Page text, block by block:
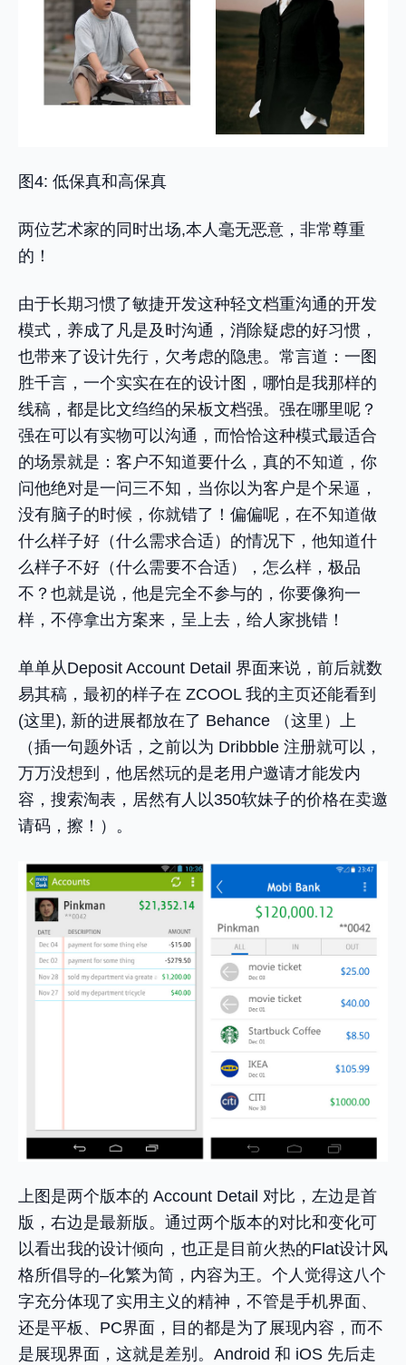
图4: 低保真和高保真
两位艺术家的同时出场,本人毫无恶意，非常尊重
的！
由于长期习惯了敏捷开发这种轻文档重沟通的开发
模式，养成了凡是及时沟通，消除疑虑的好习惯，
也带来了设计先行，欠考虑的隐患。常言道：一图
胜千言，一个实实在在的设计图，哪怕是我那样的
线稿，都是比文绉绉的呆板文档强。强在哪里呢？
强在可以有实物可以沟通，而恰恰这种模式最适合
的场景就是：客户不知道要什么，真的不知道，你
问他绝对是一问三不知，当你以为客户是个呆逼，
没有脑子的时候，你就错了！偏偏呢，在不知道做
什么样子好（什么需求合适）的情况下，他知道什
么样子不好（什么需要不合适），怎么样，极品
不？也就是说，他是完全不参与的，你要像狗一
样，不停拿出方案来，呈上去，给人家挑错！
单单从Deposit Account Detail 界面来说，前后就数
易其稿，最初的样子在 ZCOOL 我的主页还能看到
(这里), 新的进展都放在了 Behance （这里）上
（插一句题外话，之前以为 Dribbble 注册就可以，
万万没想到，他居然玩的是老用户邀请才能发内
容，搜索淘表，居然有人以350软妹子的价格在卖邀
请码，擦！）。
上图是两个版本的 Account Detail 对比，左边是首
版，右边是最新版。通过两个版本的对比和变化可
以看出我的设计倾向，也正是目前火热的Flat设计风
格所倡导的–化繁为简，内容为王。个人觉得这八个
字充分体现了实用主义的精神，不管是手机界面、
还是平板、PC界面，目的都是为了展现内容，而不
是展现界面，这就是差别。Android 和 iOS 先后走